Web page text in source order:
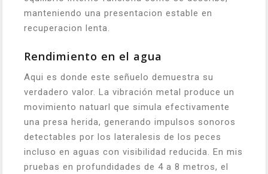
manteniendo una presentacion estable en
recuperacion lenta.
Rendimiento en el agua
Aqui es donde este señuelo demuestra su
verdadero valor. La vibración metal produce un
movimiento natuarl que simula efectivamente
una presa herida, generando impulsos sonoros
detectables por los lateralesis de los peces
incluso en aguas con visibilidad reducida. En mis
pruebas en profundidades de 4 a 8 metros, el